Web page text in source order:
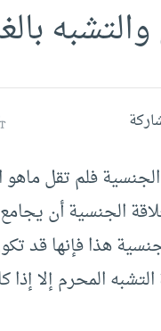
فلم تقل ماهو
الجنسية أن
هذا فإنها قد
المحرم إلا